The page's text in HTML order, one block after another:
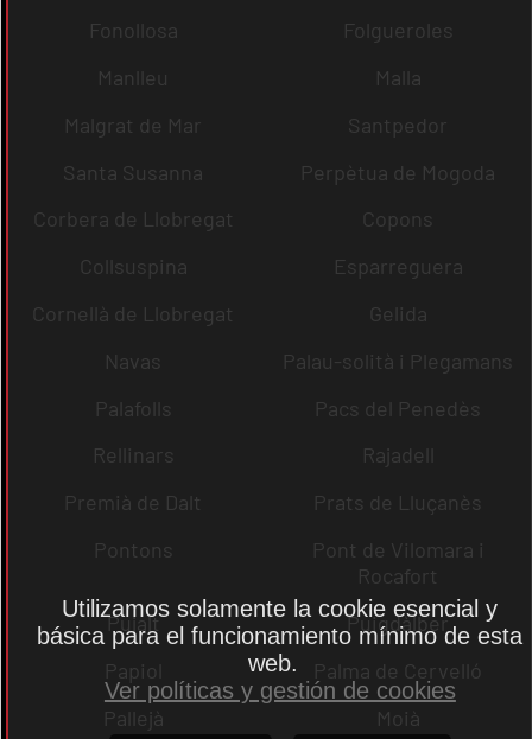
Fonollosa
Folgueroles
Manlleu
Malla
Malgrat de Mar
Santpedor
Santa Susanna
Perpètua de Mogoda
Corbera de Llobregat
Copons
Collsuspina
Esparreguera
Cornellà de Llobregat
Gelida
Navas
Palau-solità i Plegamans
Palafolls
Pacs del Penedès
Rellinars
Rajadell
Premià de Dalt
Prats de Lluçanès
Pontons
Pont de Vilomara i
Rocafort
Pujalt
Puigdàlber
Papiol
Palma de Cervelló
Pallejà
Moià
Utilizamos solamente la cookie esencial y
básica para el funcionamiento mínimo de esta
web.
Ver políticas y gestión de cookies